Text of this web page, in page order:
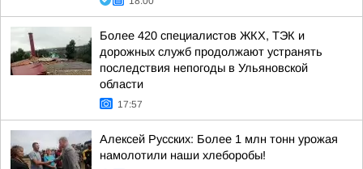
Более 420 специалистов ЖКХ, ТЭК и
дорожных служб продолжают устранять
последствия непогоды в Ульяновской
области
17:57
Алексей Русских: Более 1 млн тонн урожая
намолотили наши хлеборобы!